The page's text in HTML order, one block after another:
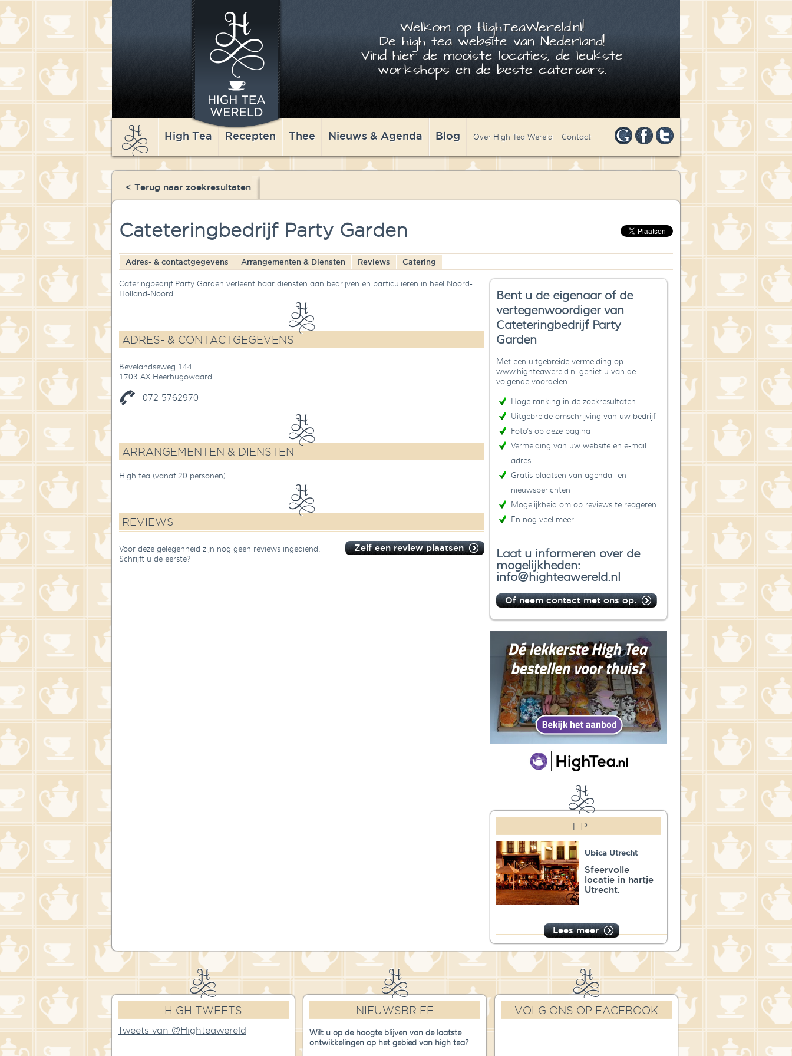
Welkom op HighTeaWereld.nl!
De high tea website van Nederland!
Vind hier de mooiste locaties, de leukste
workshops en de beste cateraars.
High Tea Recepten Thee Nieuws & Agenda Blog Over High Tea Wereld Contact
< Terug naar zoekresultaten
Cateteringbedrijf Party Garden
Adres- & contactgegevens Arrangementen & Diensten Reviews Catering
Bent u de eigenaar of de
vertegenwoordiger van
Cateteringbedrijf Party
Garden
Met een uitgebreide vermelding op
www.highteawereld.nl geniet u van de
volgende voordelen:
Hoge ranking in de zoekresultaten
Uitgebreide omschrijving van uw bedrijf
Foto’s op deze pagina
Vermelding van uw website en e-mail
adres
Gratis plaatsen van agenda- en
nieuwsberichten
Mogelijkheid om op reviews te reageren
En nog veel meer…
Laat u informeren over de
mogelijkheden:
info@highteawereld.nl
Of neem contact met ons op.
TIP
Ubica Utrecht
Sfeervolle
locatie in hartje
Utrecht.
Lees meer
Cateringbedrijf Party Garden verleent haar diensten aan bedrijven en particulieren in heel Noord-
Holland-Noord.
ADRES- & CONTACTGEGEVENS
Bevelandseweg 144
1703 AX Heerhugowaard
072-5762970
ARRANGEMENTEN & DIENSTEN
High tea (vanaf 20 personen)
REVIEWS
Zelf een review plaatsen
Voor deze gelegenheid zijn nog geen reviews ingediend.
Schrijft u de eerste?
HIGH TWEETS
Tweets van @Highteawereld
NIEUWSBRIEF
Wilt u op de hoogte blijven van de laatste
ontwikkelingen op het gebied van high tea?
VOLG ONS OP FACEBOOK